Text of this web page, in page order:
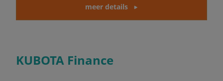
meer details
KUBOTA Finance